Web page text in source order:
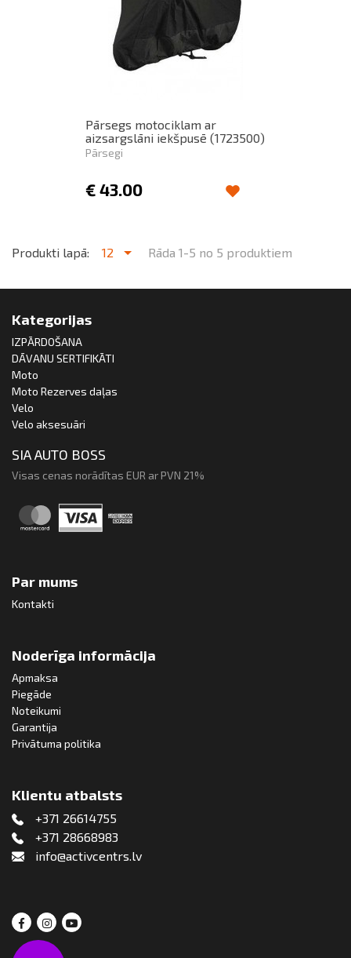
Pārsegs motociklam ar
aizsargslāni iekšpusē (1723500)
Pārsegi
€ 43.00
Produkti lapā: 12 Rāda 1-5 no 5 produktiem
Kategorijas
IZPĀRDOŠANA
DĀVANU SERTIFIKĀTI
Moto
Moto Rezerves daļas
Velo
Velo aksesuāri
SIA AUTO BOSS
Visas cenas norādītas EUR ar PVN 21%
Par mums
Kontakti
Noderīga informācija
Apmaksa
Piegāde
Noteikumi
Garantija
Privātuma politika
Klientu atbalsts
+371 26614755
+371 28668983
info@activcentrs.lv